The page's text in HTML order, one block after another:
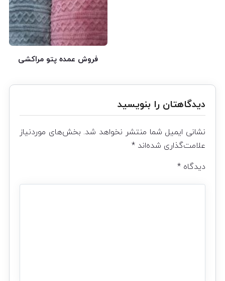
فروش عمده پتو مراکشی
دیدگاهتان را بنویسید
نشانی ایمیل شما منتشر نخواهد شد. بخش‌های موردنیاز
علامت‌گذاری شده‌اند *
دیدگاه *